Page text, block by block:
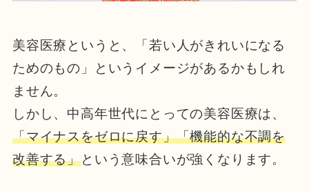
美容医療というと、「若い人がきれいになる
ためのもの」というイメージがあるかもしれ
ません。
しかし、中高年世代にとっての美容医療は、
「マイナスをゼロに戻す」「機能的な不調を
改善する」という意味合いが強くなります。